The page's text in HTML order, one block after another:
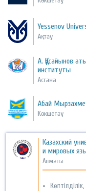
Yessenov
Ақтау
А. Құсайынов
институты
Астана
Абай
Көкшетау
Казахский
и мировых
Алматы